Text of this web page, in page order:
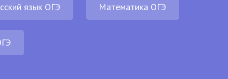
язык ОГЭ Математика ОГЭ